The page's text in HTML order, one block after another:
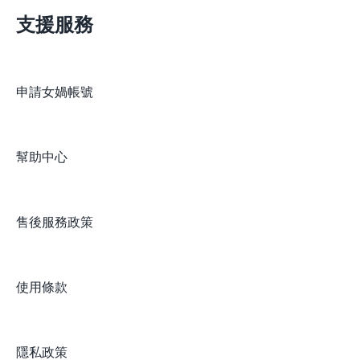
支援服務
申請女媧帳號
幫助中心
售後服務政策
使用條款
隱私政策